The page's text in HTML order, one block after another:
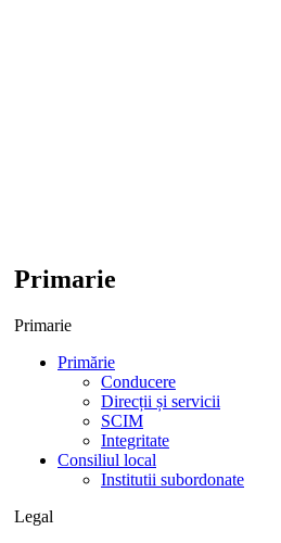
Primarie
Primarie
Primărie
Conducere
Direcții și servicii
SCIM
Integritate
Consiliul local
Institutii subordonate
Legal